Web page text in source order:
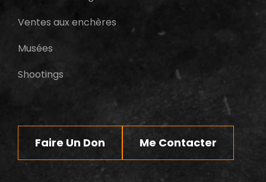
Ventes aux enchères
Musées
Shootings
Faire Un Don Me Contacter